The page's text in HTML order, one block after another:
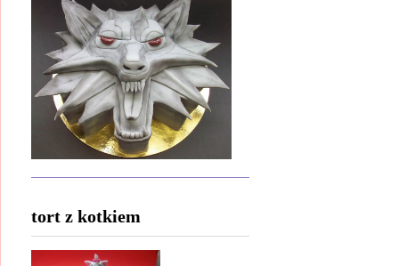
tort z kotkiem